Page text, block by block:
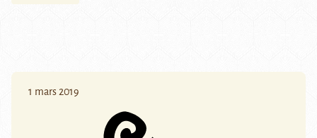
1 mars 2019